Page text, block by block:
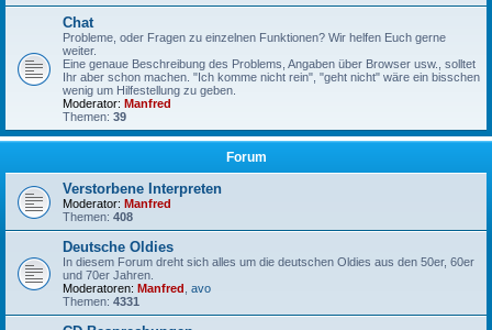
Chat
Probleme, oder Fragen zu einzelnen Funktionen? Wir helfen Euch gerne
weiter.
Eine genaue Beschreibung des Problems, Angaben über Browser usw., solltet
Ihr aber schon machen. "Ich komme nicht rein", "geht nicht" wäre ein bisschen
wenig um Hilfestellung zu geben.
Moderator: Manfred
Themen: 39
Forum
Verstorbene Interpreten
Moderator: Manfred
Themen: 408
Deutsche Oldies
In diesem Forum dreht sich alles um die deutschen Oldies aus den 50er, 60er
und 70er Jahren.
Moderatoren: Manfred avo
Themen: 4331